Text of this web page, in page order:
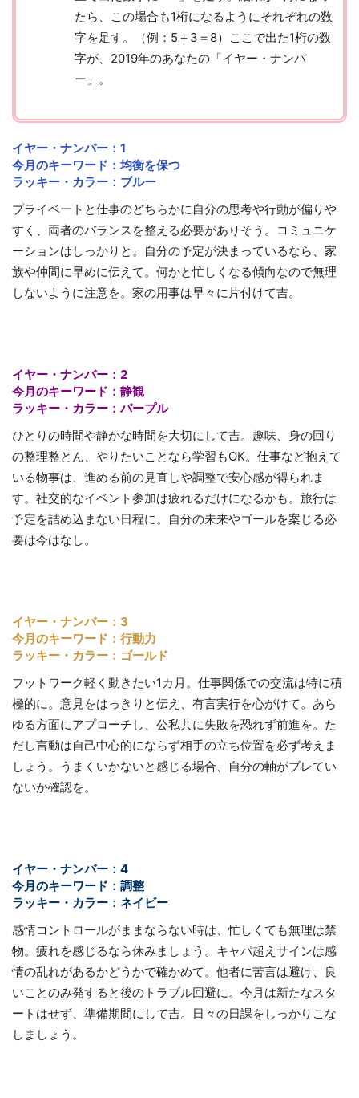
たら、この場合も1桁になるようにそれぞれの数
字を足す。（例：5＋3＝8）ここで出た1桁の数
字が、2019年のあなたの「イヤー・ナンバ
ー」。
イヤー・ナンバー：1
今月のキーワード：均衡を保つ
ラッキー・カラー：ブルー
プライベートと仕事のどちらかに自分の思考や行動が偏りや
すく、両者のバランスを整える必要がありそう。コミュニケ
ーションはしっかりと。自分の予定が決まっているなら、家
族や仲間に早めに伝えて。何かと忙しくなる傾向なので無理
しないように注意を。家の用事は早々に片付けて吉。
イヤー・ナンバー：2
今月のキーワード：静観
ラッキー・カラー：パープル
ひとりの時間や静かな時間を大切にして吉。趣味、身の回り
の整理整とん、やりたいことなら学習もOK。仕事など抱えて
いる物事は、進める前の見直しや調整で安心感が得られま
す。社交的なイベント参加は疲れるだけになるかも。旅行は
予定を詰め込まない日程に。自分の未来やゴールを案じる必
要は今はなし。
イヤー・ナンバー：3
今月のキーワード：行動力
ラッキー・カラー：ゴールド
フットワーク軽く動きたい1カ月。仕事関係での交流は特に積
極的に。意見をはっきりと伝え、有言実行を心がけて。あら
ゆる方面にアプローチし、公私共に失敗を恐れず前進を。た
だし言動は自己中心的にならず相手の立ち位置を必ず考えま
しょう。うまくいかないと感じる場合、自分の軸がブレてい
ないか確認を。
イヤー・ナンバー：4
今月のキーワード：調整
ラッキー・カラー：ネイビー
感情コントロールがままならない時は、忙しくても無理は禁
物。疲れを感じるなら休みましょう。キャパ超えサインは感
情の乱れがあるかどうかで確かめて。他者に苦言は避け、良
いことのみ発すると後のトラブル回避に。今月は新たなスタ
ートはせず、準備期間にして吉。日々の日課をしっかりこな
しましょう。